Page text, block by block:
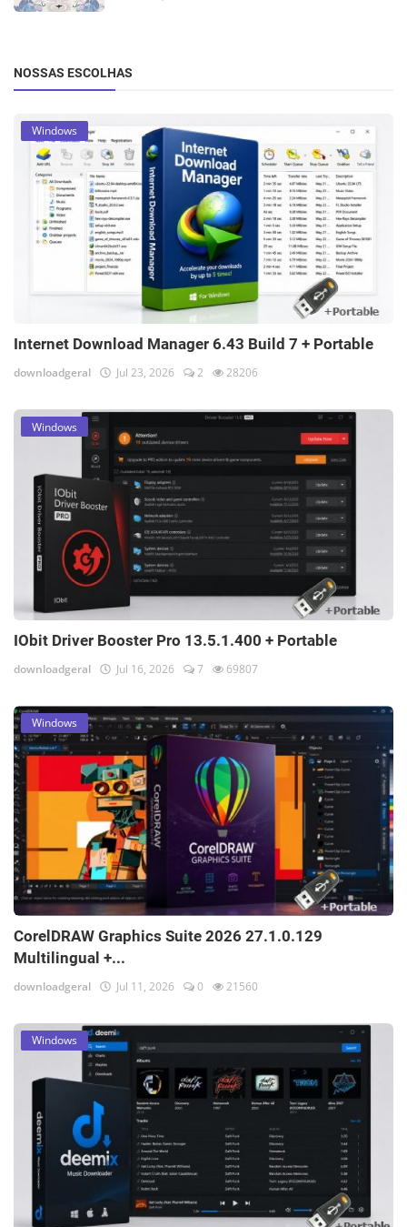
NOSSAS ESCOLHAS
Windows
Internet Download Manager 6.43 Build 7 + Portable
downloadgeral Jul 23, 2026 2 28206
Windows
IObit Driver Booster Pro 13.5.1.400 + Portable
downloadgeral Jul 16, 2026 7 69807
Windows
CorelDRAW Graphics Suite 2026 27.1.0.129
Multilingual +...
downloadgeral Jul 11, 2026 0 21560
Windows